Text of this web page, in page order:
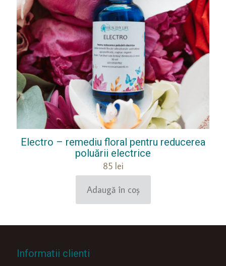
Electro – remediu floral pentru reducerea
poluării electrice
85 lei
Adaugă în coș
Informatii clienti